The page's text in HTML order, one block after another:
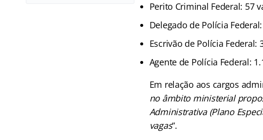
Perito Criminal Federal: 57
Delegado de Polícia
Escrivão de Polícia Federal:
Agente de Polícia Federal:
Em relação aos cargos
no âmbito ministerial
Administrativa (Plano
vagas“.